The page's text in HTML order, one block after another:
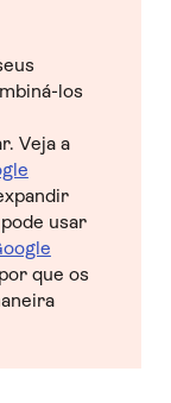
los
Veja a
usar
que os